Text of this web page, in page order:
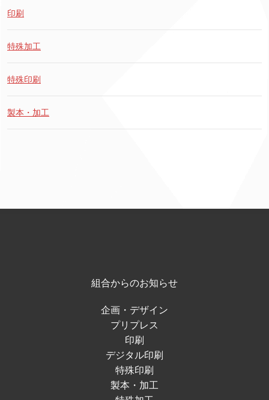
印刷
特殊加工
特殊印刷
製本・加工
組合からのお知らせ
企画・デザイン
プリプレス
印刷
デジタル印刷
特殊印刷
製本・加工